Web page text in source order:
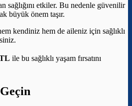
sağlığını etkiler. Bu nedenle güvenilir
büyük önem taşır.
kendiniz hem de aileniz için sağlıklı
ile bu sağlıklı yaşam fırsatını